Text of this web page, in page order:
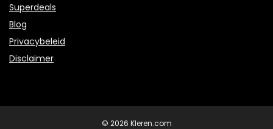
Superdeals
Blog
Privacybeleid
Disclaimer
© 2026 Kleren.com